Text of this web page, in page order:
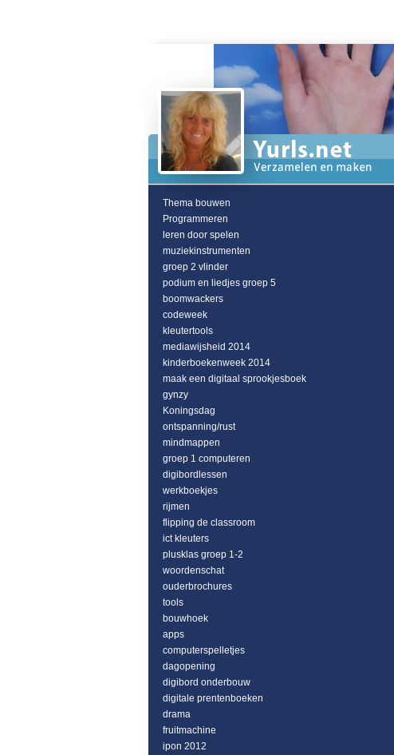
Thema bouwen
Programmeren
leren door spelen
muziekinstrumenten
groep 2 vlinder
podium en liedjes groep 5
boomwackers
codeweek
kleutertools
mediawijsheid 2014
kinderboekenweek 2014
maak een digitaal sprookjesboek
gynzy
Koningsdag
ontspanning/rust
mindmappen
groep 1 computeren
digibordlessen
werkboekjes
rijmen
flipping de classroom
ict kleuters
plusklas groep 1-2
woordenschat
ouderbrochures
tools
bouwhoek
apps
computerspelletjes
dagopening
digibord onderbouw
digitale prentenboeken
drama
fruitmachine
ipon 2012